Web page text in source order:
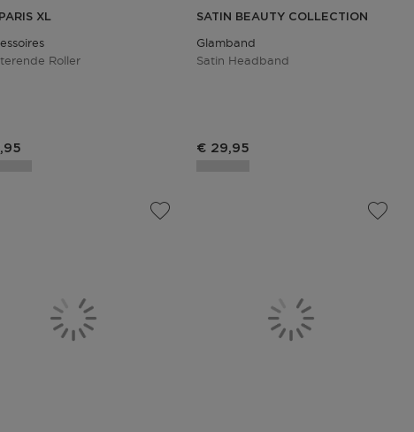
XL
Roller
SATIN BEAUTY COLLECTION
Glamband
Satin Headband
€ 29,95